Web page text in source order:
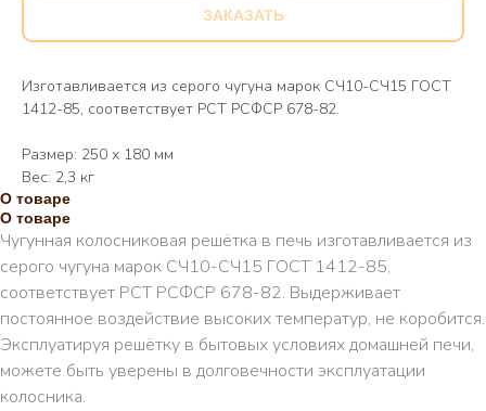
ЗАКАЗАТЬ
Изготавливается из серого чугуна марок СЧ10-СЧ15 ГОСТ
1412-85, соответствует РСТ РСФСР 678-82.
Размер: 250 х 180 мм
Вес: 2,3 кг
О товаре
О товаре
Чугунная колосниковая решётка в печь изготавливается из
серого чугуна марок СЧ10-СЧ15 ГОСТ 1412-85,
соответствует РСТ РСФСР 678-82. Выдерживает
постоянное воздействие высоких температур, не коробится.
Эксплуатируя решётку в бытовых условиях домашней печи,
можете быть уверены в долговечности эксплуатации
колосника.